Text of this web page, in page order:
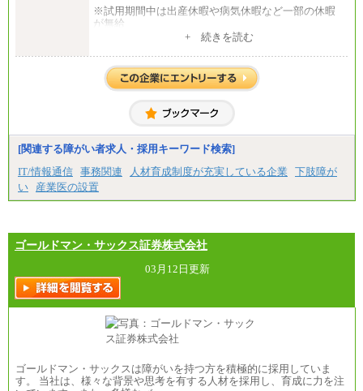
※試用期間中は出産休暇や病気休暇など一部の休暇
が無給
円
【事務（総務業務）】有期社員 ：月給 201,550円
+ 続きを読む
[関連する障がい者求人・採用キーワード検索]
IT/情報通信 事務関連 人材育成制度が充実している企業
下肢障が
い
産業医の設置
ゴールドマン・サックス証券株式会社
03月12日更新
ゴールドマン・サックスは障がいを持つ方を積極的に採用していま
す。 当社は、様々な背景や思考を有する人材を採用し、育成に力を注